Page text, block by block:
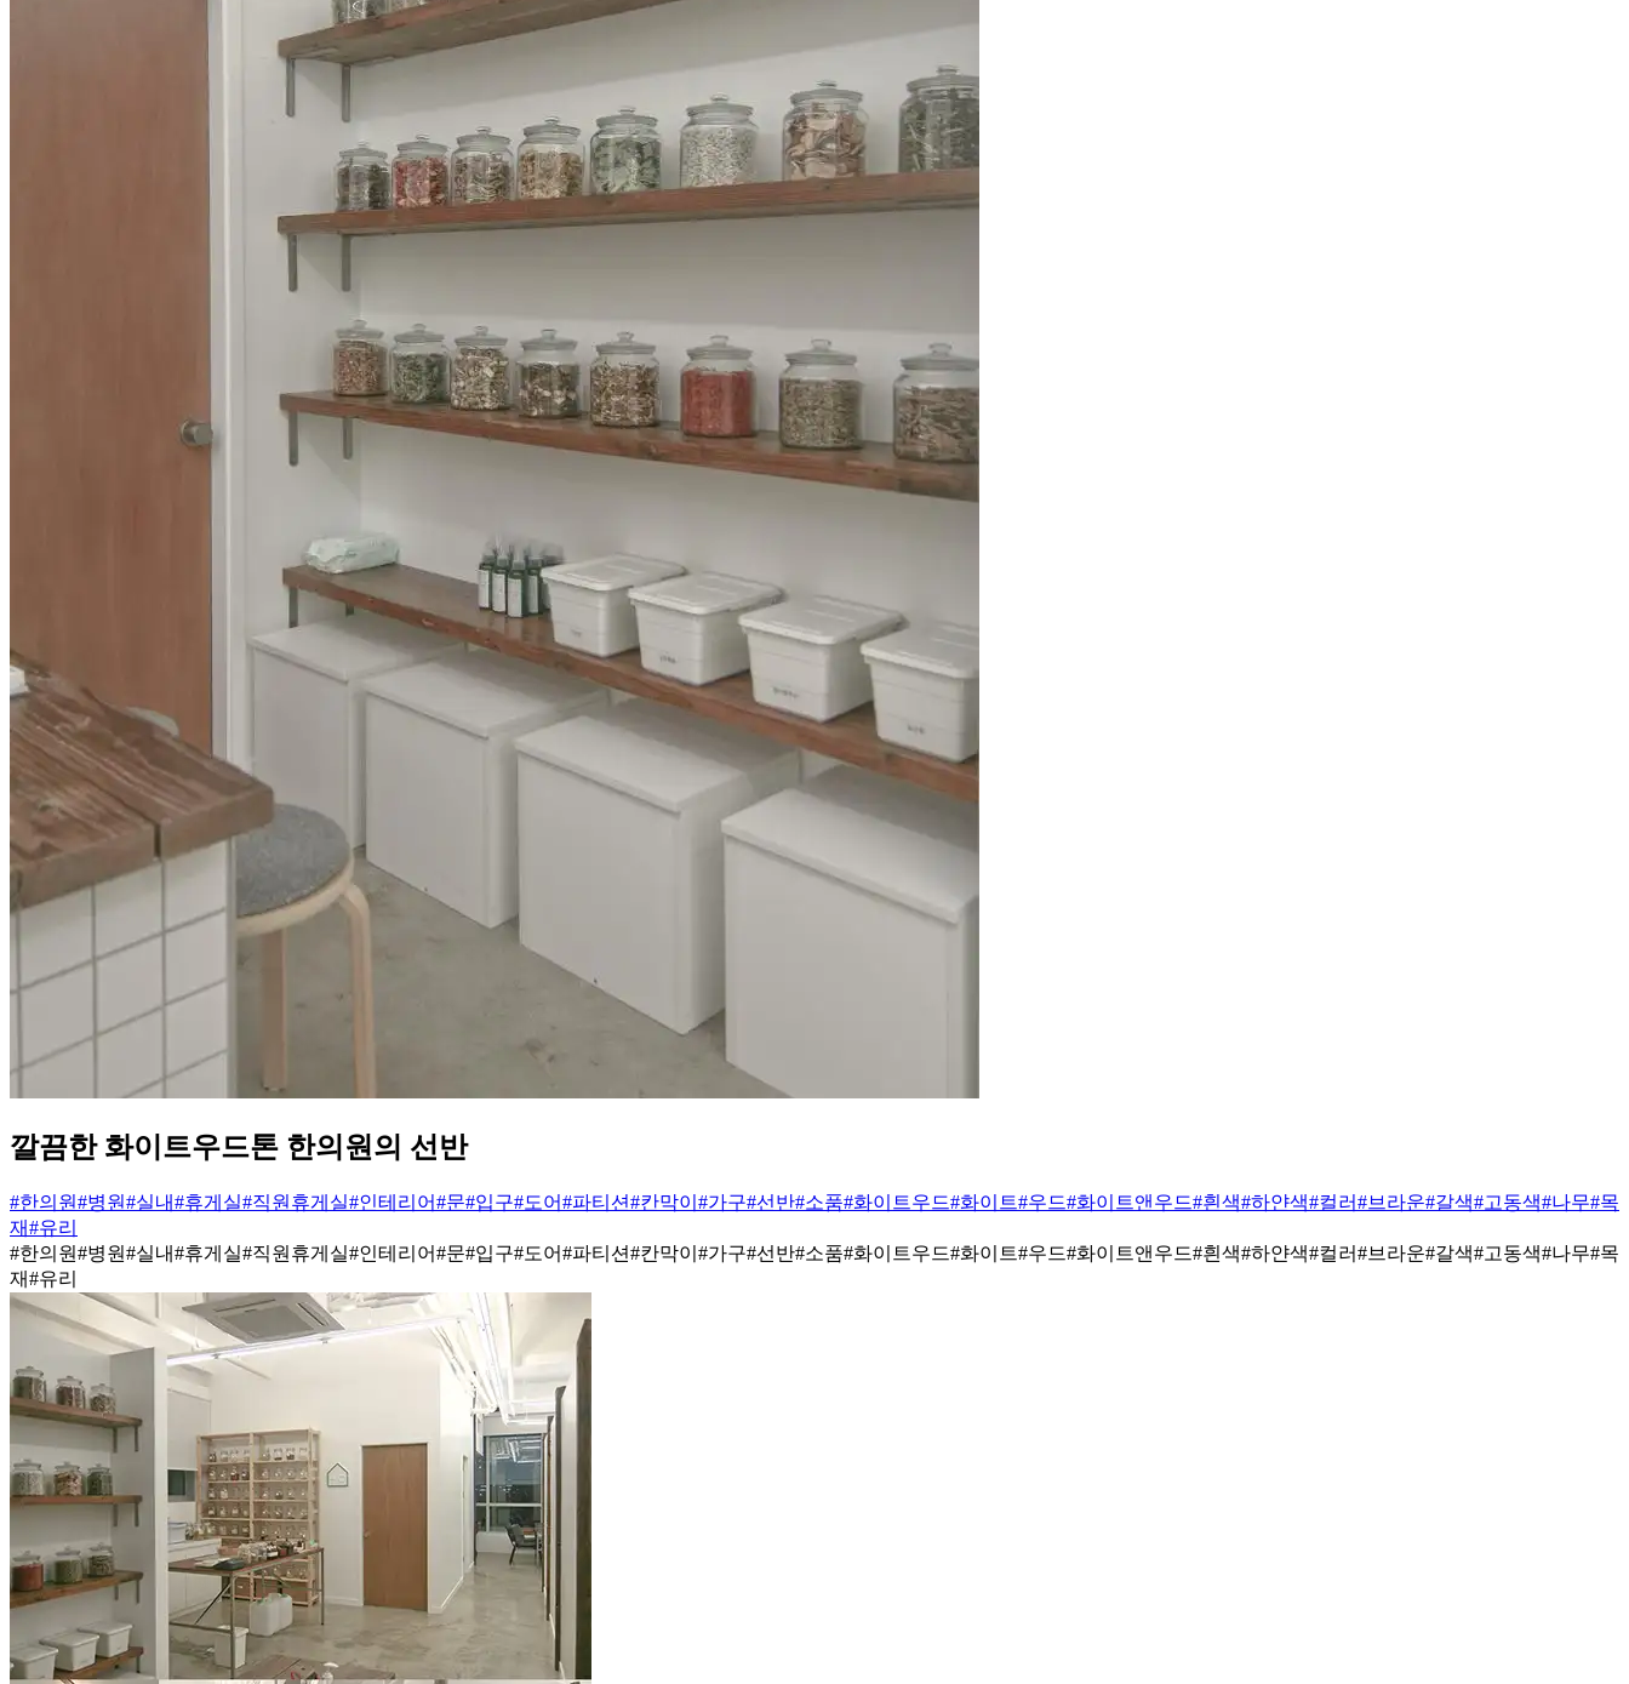
깔끔한 화이트우드톤 한의원의 선반
#한의원#병원#실내#휴게실#직원휴게실#인테리어#문#입구#도어#파티션#칸막이 #가구#선반#소품#화이트우드#화이트#우드#화이트앤우드#흰색#하얀색#컬러#브라운#갈색#고동색#나무#목
재#유리
#한의원#병원#실내#휴게실#직원휴게실#인테리어#문#입구#도어#파티션#칸막이 #가구#선반#소품#화이트우드#화이트#우드#화이트앤우드#흰색#하얀색#컬러#브라운#갈색#고동색#나무#목
재#유리